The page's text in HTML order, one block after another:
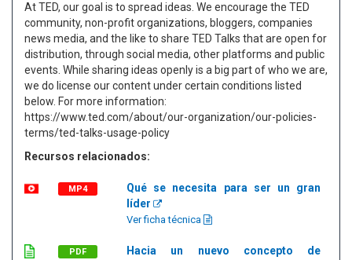
At TED, our goal is to spread ideas. We encourage the TED
community, non-profit organizations, bloggers, companies
news media, and the like to share TED Talks that are open for
distribution, through social media, other platforms and public
events. While sharing ideas openly is a big part of who we are,
we do license our content under certain conditions listed
below. For more information:
https://www.ted.com/about/our-organization/our-policies-
terms/ted-talks-usage-policy
Recursos relacionados:
MP4
Qué se necesita para ser un gran
líder
Ver ficha técnica
PDF
Hacia un nuevo concepto de